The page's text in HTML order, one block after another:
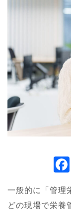
一般的に「管理
どの現場で栄養